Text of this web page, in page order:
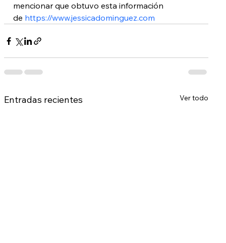
mencionar que obtuvo esta información
de https://www.jessicadominguez.com
Entradas recientes Ver todo